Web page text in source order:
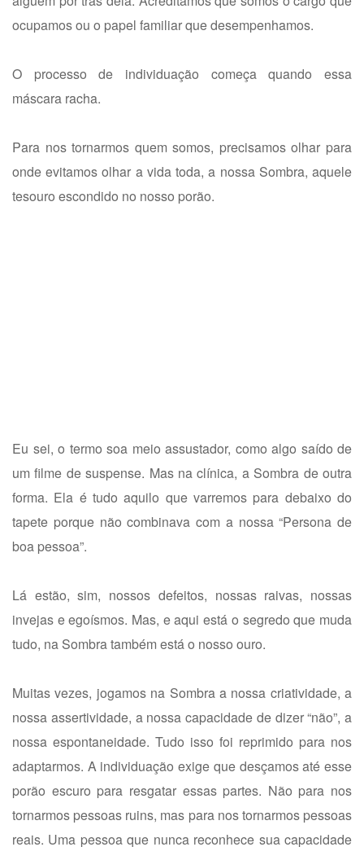
ocupamos ou o papel familiar que desempenhamos.
O processo de individuação começa quando essa
máscara racha.
Para nos tornarmos quem somos, precisamos olhar para
onde evitamos olhar a vida toda, a nossa Sombra, aquele
tesouro escondido no nosso porão.
Eu sei, o termo soa meio assustador, como algo saído de
um filme de suspense. Mas na clínica, a Sombra de outra
forma. Ela é tudo aquilo que varremos para debaixo do
tapete porque não combinava com a nossa “Persona de
boa pessoa”.
Lá estão, sim, nossos defeitos, nossas raivas, nossas
invejas e egoísmos. Mas, e aqui está o segredo que muda
tudo, na Sombra também está o nosso ouro.
Muitas vezes, jogamos na Sombra a nossa criatividade, a
nossa assertividade, a nossa capacidade de dizer “não”, a
nossa espontaneidade. Tudo isso foi reprimido para nos
adaptarmos. A individuação exige que desçamos até esse
porão escuro para resgatar essas partes. Não para nos
tornarmos pessoas ruins, mas para nos tornarmos pessoas
reais. Uma pessoa que nunca reconhece sua capacidade